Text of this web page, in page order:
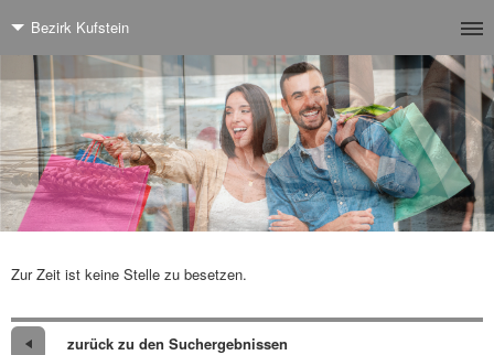
Bezirk Kufstein
Zur Zeit ist keine Stelle zu besetzen.
zurück zu den Suchergebnissen